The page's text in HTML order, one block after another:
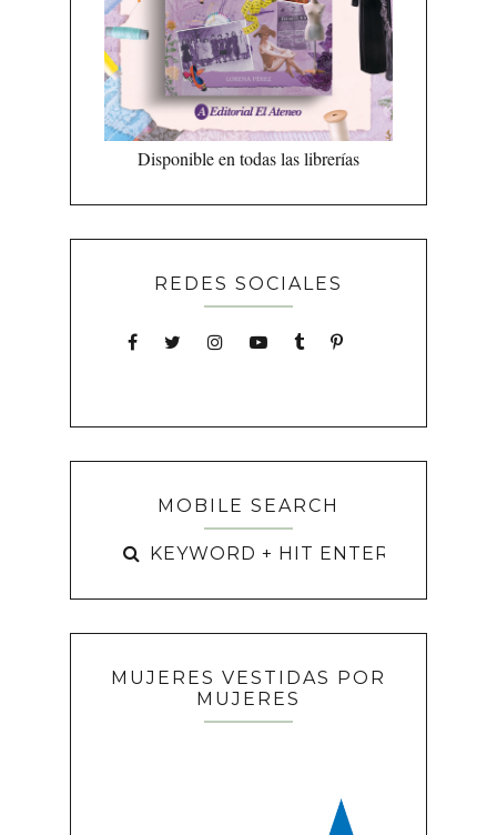
Disponible en todas las librerías
REDES SOCIALES
MOBILE SEARCH
MUJERES VESTIDAS POR
MUJERES